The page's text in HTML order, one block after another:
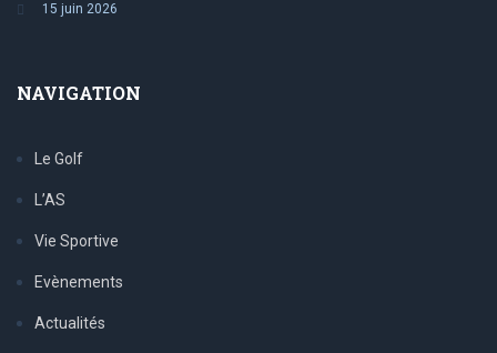
15 juin 2026
NAVIGATION
Le Golf
L’AS
Vie Sportive
Evènements
Actualités